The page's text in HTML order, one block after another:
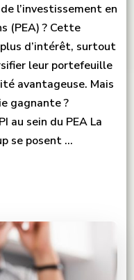
l’investissement en
(PEA) ? Cette
d’intérêt, surtout
leur portefeuille
avantageuse. Mais
gagnante ?
au sein du PEA La
se posent …